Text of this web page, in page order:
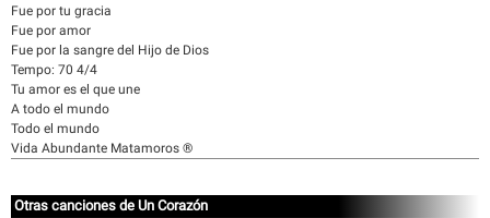
Fue por tu gracia
Fue por amor
Fue por la sangre del Hijo de Dios
Tempo: 70 4/4
Tu amor es el que une
A todo el mundo
Todo el mundo
Vida Abundante Matamoros ®
Otras canciones de Un Corazón